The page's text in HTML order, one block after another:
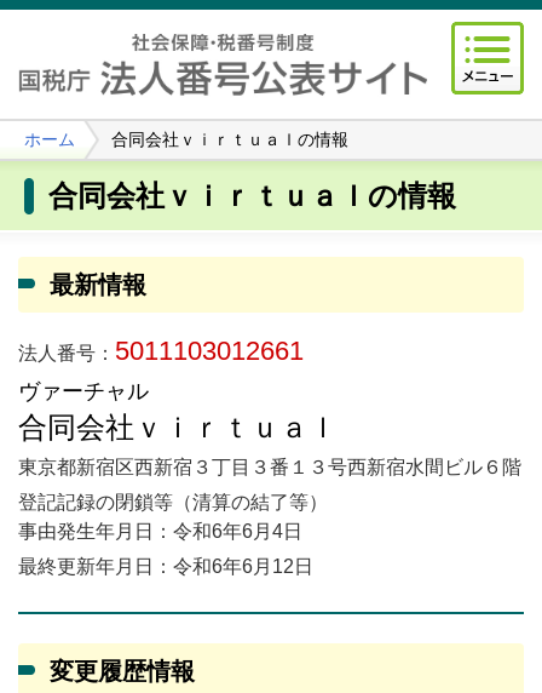
ホーム 合同会社ｖｉｒｔｕａｌの情報
合同会社ｖｉｒｔｕａｌの情報
最新情報
法人番号： 5011103012661
ヴァーチャル
合同会社ｖｉｒｔｕａｌ
東京都新宿区西新宿３丁目３番１３号西新宿水間ビル６階
登記記録の閉鎖等（清算の結了等）
事由発生年月日：令和6年6月4日
最終更新年月日：令和6年6月12日
変更履歴情報